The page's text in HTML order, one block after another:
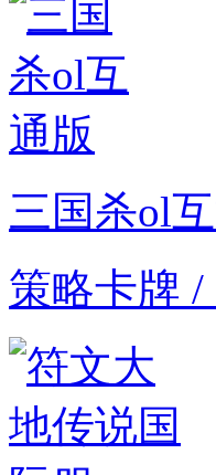
三国杀ol
策略卡牌 /